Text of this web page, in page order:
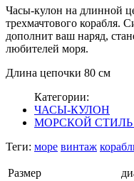
Часы-кулон на длинной
трехмачтового корабля.
дополнит ваш наряд,
любителей моря.
Длина цепочки 80 см
Категории:
ЧАСЫ-КУЛОН
МОРСКОЙ
Теги: море винтаж
Размер